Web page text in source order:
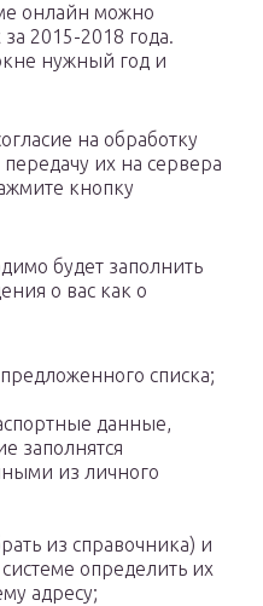
онлайн можно
за 2015-2018 года.
нужный год и
на обработку
их на сервера
кнопку
будет заполнить
о вас как о
списка;
данные,
заполнятся
из личного
из справочника) и
определить их
адресу;